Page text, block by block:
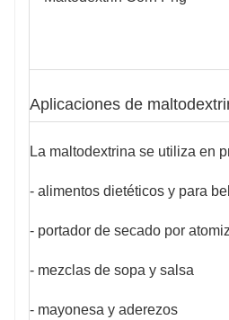
Aplicaciones de
La maltodextrina se utiliza en
- alimentos dietéticos y para
- portador de secado por
- mezclas de sopa y salsa
- mayonesa y aderezos